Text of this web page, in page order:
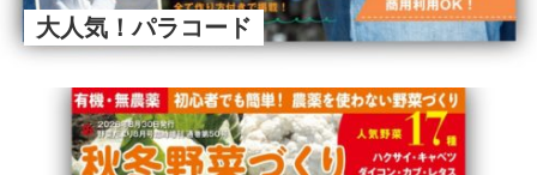
大人気！パラコード